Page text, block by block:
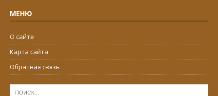
МЕНЮ
О сайте
Карта сайта
Обратная связь